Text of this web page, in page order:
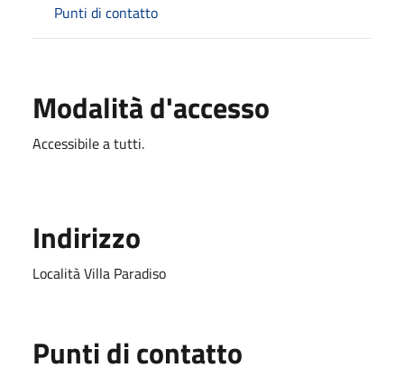
Punti di contatto
Modalità d'accesso
Accessibile a tutti.
Indirizzo
Località Villa Paradiso
Punti di contatto